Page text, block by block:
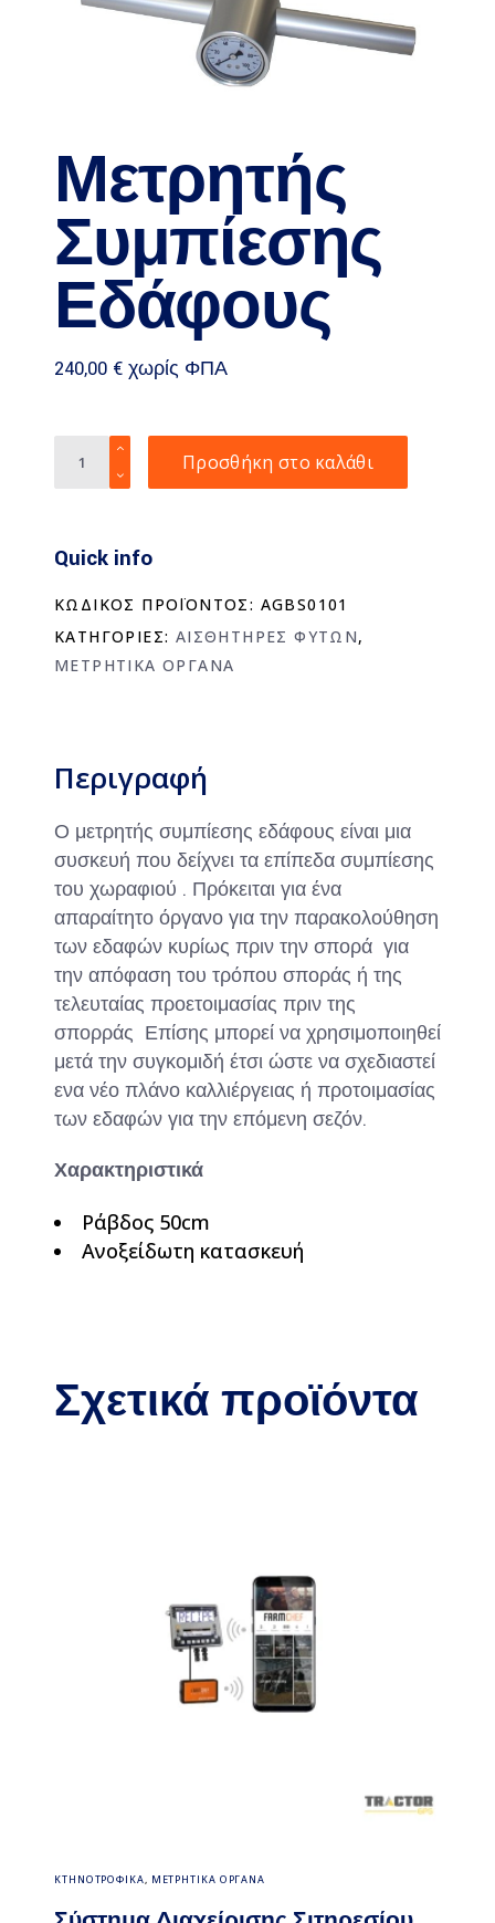
Μετρητής
Συμπίεσης
Εδάφους
240,00 € χωρίς ΦΠΑ
Μετρητής
Συμπίεσης
Προσθήκη στο καλάθι
Quick info
ΚΩΔΙΚΟΣ ΠΡΟΪΟΝΤΟΣ: AGBS0101
ΚΑΤΗΓΟΡΙΕΣ: ΑΙΣΘΗΤΗΡΕΣ ΦΥΤΩΝ,
ΜΕΤΡΗΤΙΚΑ ΟΡΓΑΝΑ
Περιγραφή
Ο μετρητής συμπίεσης εδάφους είναι μια
συσκευή που δείχνει τα επίπεδα συμπίεσης
του χωραφιού . Πρόκειται για ένα
απαραίτητο όργανο για την παρακολούθηση
των εδαφών κυρίως πριν την σπορά για
την απόφαση του τρόπου σποράς ή της
τελευταίας προετοιμασίας πριν της
σπορράς Επίσης μπορεί να χρησιμοποιηθεί
μετά την συγκομιδή έτσι ώστε να σχεδιαστεί
ενα νέο πλάνο καλλιέργειας ή προτοιμασίας
των εδαφών για την επόμενη σεζόν.
Χαρακτηριστικά
Ράβδος 50cm
Ανοξείδωτη κατασκευή
Σχετικά προϊόντα
Διαβάστε περισσότερα
ΚΤΗΝΟΤΡΟΦΙΚΑ, ΜΕΤΡΗΤΙΚΑ ΟΡΓΑΝΑ